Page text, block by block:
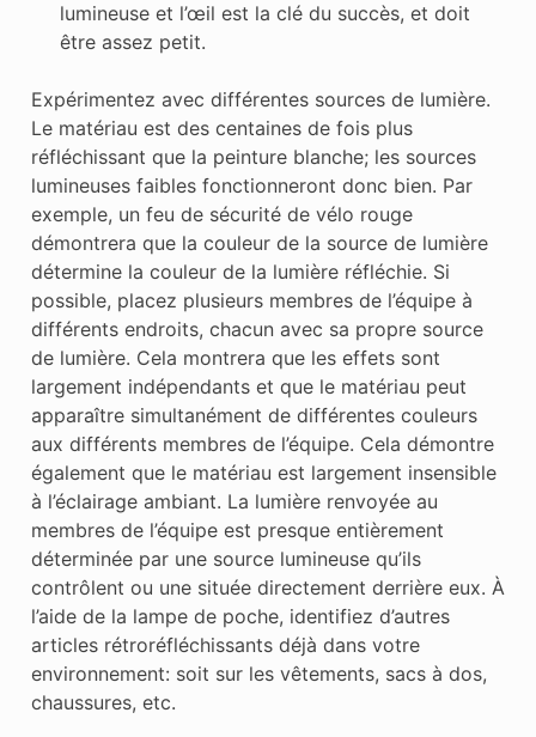
lumineuse et l’œil est la clé du succès, et doit
être assez petit.
Expérimentez avec différentes sources de lumière.
Le matériau est des centaines de fois plus
réfléchissant que la peinture blanche; les sources
lumineuses faibles fonctionneront donc bien. Par
exemple, un feu de sécurité de vélo rouge
démontrera que la couleur de la source de lumière
détermine la couleur de la lumière réfléchie. Si
possible, placez plusieurs membres de l’équipe à
différents endroits, chacun avec sa propre source
de lumière. Cela montrera que les effets sont
largement indépendants et que le matériau peut
apparaître simultanément de différentes couleurs
aux différents membres de l’équipe. Cela démontre
également que le matériau est largement insensible
à l’éclairage ambiant. La lumière renvoyée au
membres de l’équipe est presque entièrement
déterminée par une source lumineuse qu’ils
contrôlent ou une située directement derrière eux. À
l’aide de la lampe de poche, identifiez d’autres
articles rétroréfléchissants déjà dans votre
environnement: soit sur les vêtements, sacs à dos,
chaussures, etc.